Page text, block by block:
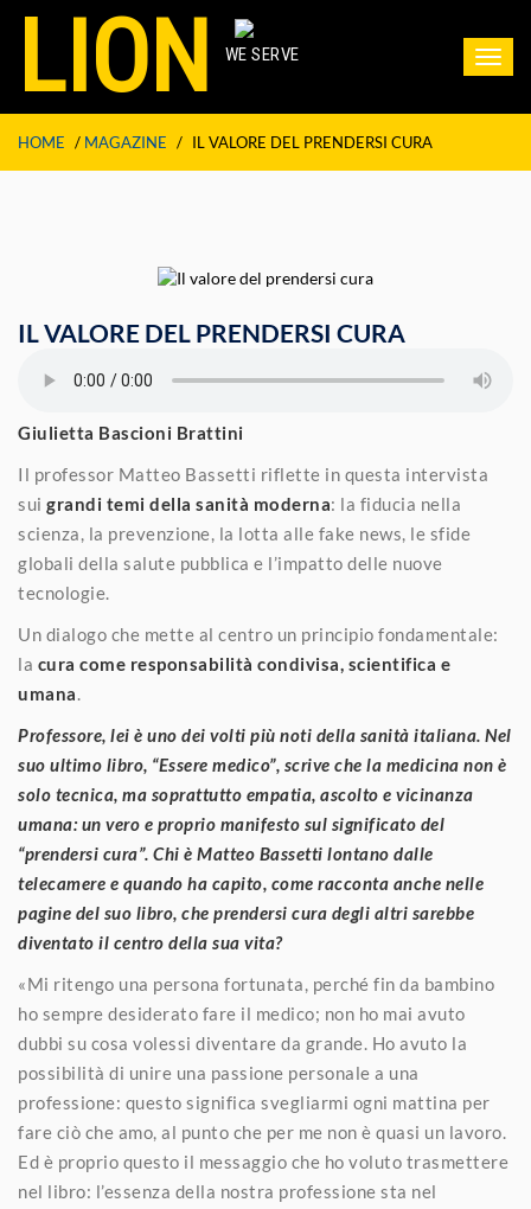
LION WE SERVE
HOME / MAGAZINE / IL VALORE DEL PRENDERSI CURA
IL VALORE DEL PRENDERSI CURA
Giulietta Bascioni Brattini
Il professor Matteo Bassetti riflette in questa intervista
sui grandi temi della sanità moderna: la fiducia nella
scienza, la prevenzione, la lotta alle fake news, le sfide
globali della salute pubblica e l’impatto delle nuove
tecnologie.
Un dialogo che mette al centro un principio fondamentale:
la cura come responsabilità condivisa, scientifica e
umana.
Professore, lei è uno dei volti più noti della sanità italiana. Nel
suo ultimo libro, “Essere medico”, scrive che la medicina non è
solo tecnica, ma soprattutto empatia, ascolto e vicinanza
umana: un vero e proprio manifesto sul significato del
“prendersi cura”. Chi è Matteo Bassetti lontano dalle
telecamere e quando ha capito, come racconta anche nelle
pagine del suo libro, che prendersi cura degli altri sarebbe
diventato il centro della sua vita?
«Mi ritengo una persona fortunata, perché fin da bambino
ho sempre desiderato fare il medico; non ho mai avuto
dubbi su cosa volessi diventare da grande. Ho avuto la
possibilità di unire una passione personale a una
professione: questo significa svegliarmi ogni mattina per
fare ciò che amo, al punto che per me non è quasi un lavoro.
Ed è proprio questo il messaggio che ho voluto trasmettere
nel libro: l’essenza della nostra professione sta nel